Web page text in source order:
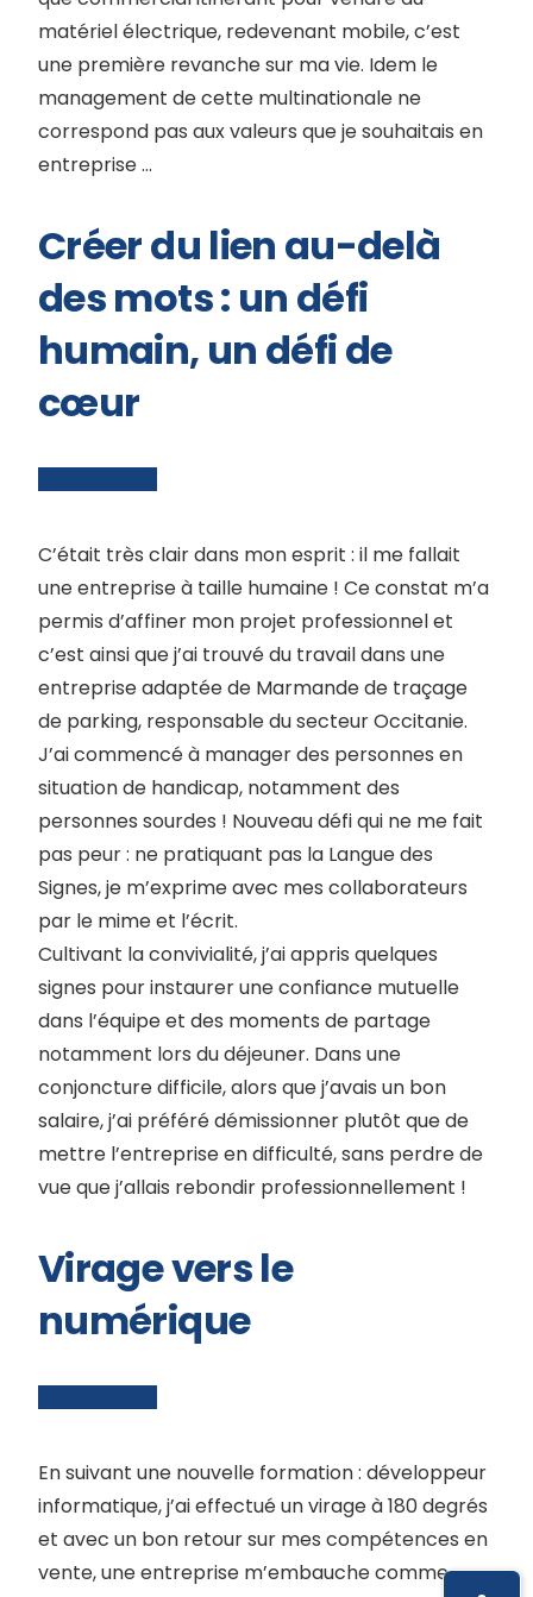
matériel électrique, redevenant mobile, c’est
une première revanche sur ma vie. Idem le
management de cette multinationale ne
correspond pas aux valeurs que je souhaitais en
entreprise …
Créer du lien au-delà
des mots : un défi
humain, un défi de
cœur
C’était très clair dans mon esprit : il me fallait
une entreprise à taille humaine ! Ce constat m’a
permis d’affiner mon projet professionnel et
c’est ainsi que j’ai trouvé du travail dans une
entreprise adaptée de Marmande de traçage
de parking, responsable du secteur Occitanie.
J’ai commencé à manager des personnes en
situation de handicap, notamment des
personnes sourdes ! Nouveau défi qui ne me fait
pas peur : ne pratiquant pas la Langue des
Signes, je m’exprime avec mes collaborateurs
par le mime et l’écrit.
Cultivant la convivialité, j’ai appris quelques
signes pour instaurer une confiance mutuelle
dans l’équipe et des moments de partage
notamment lors du déjeuner. Dans une
conjoncture difficile, alors que j’avais un bon
salaire, j’ai préféré démissionner plutôt que de
mettre l’entreprise en difficulté, sans perdre de
vue que j’allais rebondir professionnellement !
Virage vers le
numérique
En suivant une nouvelle formation : développeur
informatique, j’ai effectué un virage à 180 degrés
et avec un bon retour sur mes compétences en
vente, une entreprise m’embauche comme